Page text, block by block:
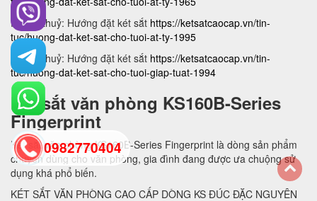
Phong thuỷ: Hướng đặt két sắt https://ketsatcaocap.vn/tin-
tuc/huong-dat-ket-sat-cho-tuoi-at-ty-1995
Phong thuỷ: Hướng đặt két sắt https://ketsatcaocap.vn/tin-
tuc/huong-dat-ket-sat-cho-tuoi-giap-tuat-1994
Két sắt văn phòng KS160B-Series
Fingerprint
Két sắt văn phòng KS160B-Series Fingerprint là dòng sản phẩm
chuyên dùng cho văn phòng, gia đình đang được ưa chuộng sử
dụng khá phổ biến.
KÉT SẮT VĂN PHÒNG CAO CẤP DÒNG KS ĐÚC ĐẶC NGUYÊN
0982770404
back